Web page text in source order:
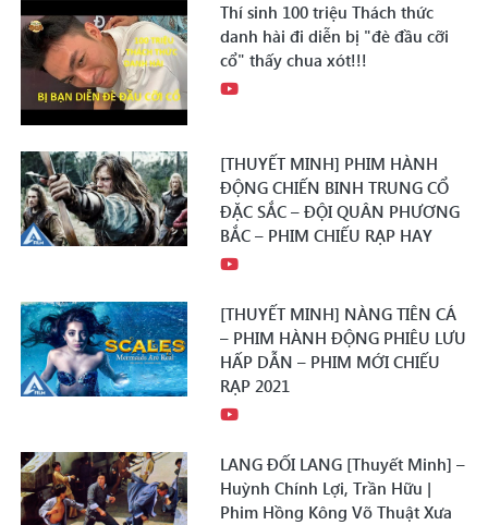
Thí sinh 100 triệu Thách thức
danh hài đi diễn bị "đè đầu cỡi
cổ" thấy chua xót!!!
[THUYẾT MINH] PHIM HÀNH
ĐỘNG CHIẾN BINH TRUNG CỔ
ĐẶC SẮC – ĐỘI QUÂN PHƯƠNG
BẮC – PHIM CHIẾU RẠP HAY
[THUYẾT MINH] NÀNG TIÊN CÁ
– PHIM HÀNH ĐỘNG PHIÊU LƯU
HẤP DẪN – PHIM MỚI CHIẾU
RẠP 2021
LANG ĐỐI LANG [Thuyết Minh] –
Huỳnh Chính Lợi, Trần Hữu |
Phim Hồng Kông Võ Thuật Xưa